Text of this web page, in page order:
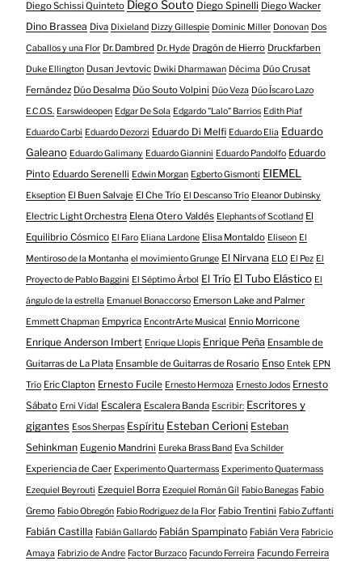
Diego Schissi Quinteto Diego Souto Diego Spinelli Diego Wacker
Dino Brassea Diva Dixieland Dizzy Gillespie Dominic Miller Donovan Dos
Caballos y una Flor Dr. Dambred Dr. Hyde Dragón de Hierro Druckfarben
Duke Ellington Dusan Jevtovic Dwiki Dharmawan Décima Dúo Crusat
Fernández Dúo Desalma Dúo Souto Volpini Dúo Veza Dúo Íscaro Lazo
E.C.O.S. Earswideopen Edgar De Sola Edgardo "Lalo" Barrios Edith Piaf
Eduardo Carbi Eduardo Dezorzi Eduardo Di Melfi Eduardo Elia Eduardo
Galeano Eduardo Galimany Eduardo Giannini Eduardo Pandolfo Eduardo
Pinto Eduardo Serenelli Edwin Morgan Egberto Gismonti EIEMEL
Ekseption El Buen Salvaje El Che Trío El Descanso Trío Eleanor Dubinsky
Electric Light Orchestra Elena Otero Valdés Elephants of Scotland El
Equilibrio Cósmico El Faro Eliana Lardone Elisa Montaldo Eliseon El
Mentiroso de la Montanha el movimiento Grunge El Nirvana ELO El Pez El
Proyecto de Pablo Baggini El Séptimo Árbol El Trío El Tubo Elástico El
ángulo de la estrella Emanuel Bonaccorso Emerson Lake and Palmer
Emmett Chapman Empyrica EncontrArte Musical Ennio Morricone
Enrique Anderson Imbert Enrique Llopis Enrique Peña Ensamble de
Guitarras de La Plata Ensamble de Guitarras de Rosario Enso Entek EPN
Trío Eric Clapton Ernesto Fucile Ernesto Hermoza Ernesto Jodos Ernesto
Sábato Erni Vidal Escalera Escalera Banda Escribir: Escritores y
gigantes Esos Sherpas Espíritu Esteban Cerioni Esteban
Sehinkman Eugenio Mandrini Eureka Brass Band Eva Schilder
Experiencia de Caer Experimento Quartermass Experimento Quatermass
Ezequiel Beyrouti Ezequiel Borra Ezequiel Román Gil Fabio Banegas Fabio
Gremo Fabio Obregón Fabio Rodriguez de la Flor Fabio Trentini Fabio Zuffanti
Fabián Castilla Fabián Gallardo Fabián Spampinato Fabián Vera Fabricio
Amaya Fabrizio de Andre Factor Burzaco Facundo Ferreira Facundo Ferreira